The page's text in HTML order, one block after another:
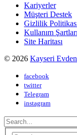
Kariyerler
Müşteri Destek
Gizlilik
Kullanım Şartları
Site Haritası
© 2026 Kayseri
facebook
twitter
Telegram
instagram